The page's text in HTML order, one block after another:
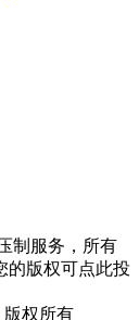
制服务，所有
的版权可点此投
版权所有